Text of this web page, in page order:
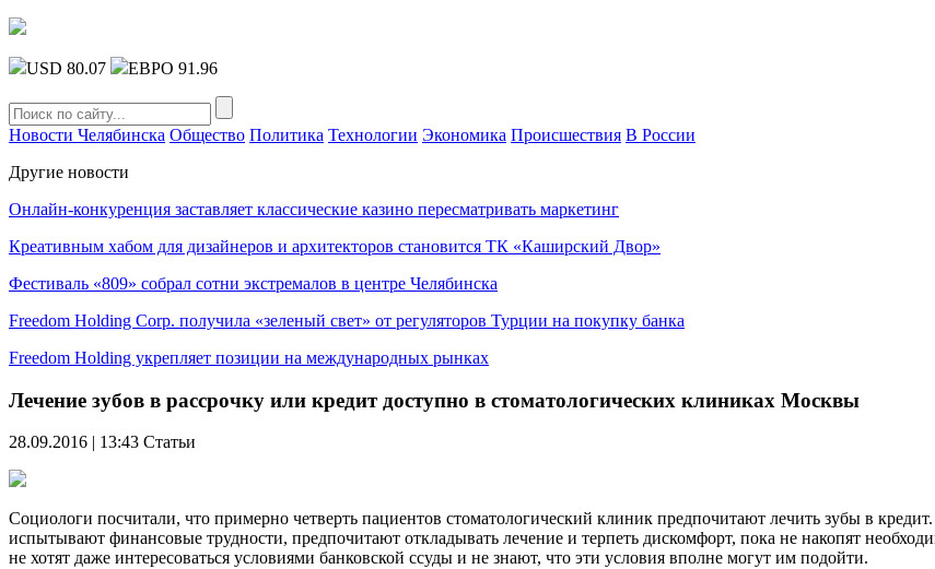
USD 80.07 ЕВРО 91.96
Новости Челябинска Общество Политика Технологии Экономика Происшествия В России
Другие новости
Онлайн-конкуренция заставляет классические казино пересматривать маркетинг
Креативным хабом для дизайнеров и архитекторов становится ТК «Каширский Двор»
Фестиваль «809» собрал сотни экстремалов в центре Челябинска
Freedom Holding Corp. получила «зеленый свет» от регуляторов Турции на покупку банка
Freedom Holding укрепляет позиции на международных рынках
Лечение зубов в рассрочку или кредит доступно в стоматологических клиниках Москвы
28.09.2016 | 13:43 Статьи
Социологи посчитали, что примерно четверть пациентов стоматологический клиник предпочитают лечить зубы в
испытывают финансовые трудности, предпочитают откладывать лечение и терпеть дискомфорт, пока не накопят
не хотят даже интересоваться условиями банковской ссуды и не знают, что эти условия вполне могут им подойти.